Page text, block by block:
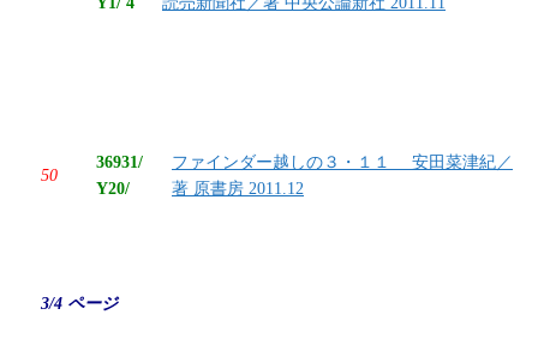
50
36931/
Y20/
ファインダー越しの３・１１ 安田菜津紀／
著 原書房 2011.12
3/4 ページ